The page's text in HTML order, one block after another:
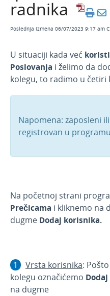
Administrator
Knjigovođa dodaje
Minimax i posao od
Prava korisnika u
Webinar, e-book i blog
radnika
Poslednja izmena 06/07/2023 9:17 am
U situaciji kada već
Poslovanja i želimo da
kolegu, to radimo u četiri
Napomena: zaposleni
registrovan u
Na početnoj strani
Prečicama i kliknemo na
dugme Dodaj korisnika.
Vrsta korisnika:
kolegu označićemo
na dugme